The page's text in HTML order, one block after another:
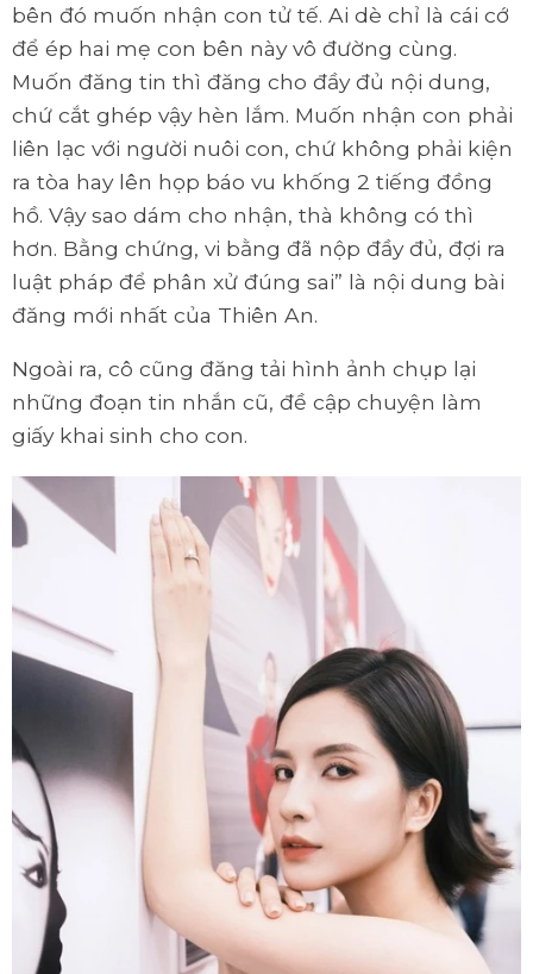
bên đó muốn nhận con tử tế. Ai dè chỉ là cái cớ
để ép hai mẹ con bên này vô đường cùng.
Muốn đăng tin thì đăng cho đầy đủ nội dung,
chứ cắt ghép vậy hèn lắm. Muốn nhận con phải
liên lạc với người nuôi con, chứ không phải kiện
ra tòa hay lên họp báo vu khống 2 tiếng đồng
hồ. Vậy sao dám cho nhận, thà không có thì
hơn. Bằng chứng, vi bằng đã nộp đầy đủ, đợi ra
luật pháp để phân xử đúng sai” là nội dung bài
đăng mới nhất của Thiên An.
Ngoài ra, cô cũng đăng tải hình ảnh chụp lại
những đoạn tin nhắn cũ, đề cập chuyện làm
giấy khai sinh cho con.